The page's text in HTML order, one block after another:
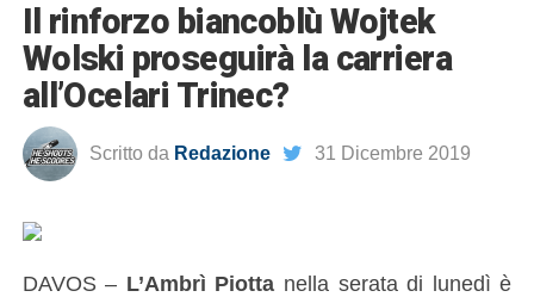
Il rinforzo biancoblù Wojtek
Wolski proseguirà la carriera
all’Ocelari Trinec?
Scritto da Redazione 31 Dicembre 2019
DAVOS – L’Ambrì Piotta nella serata di lunedì è